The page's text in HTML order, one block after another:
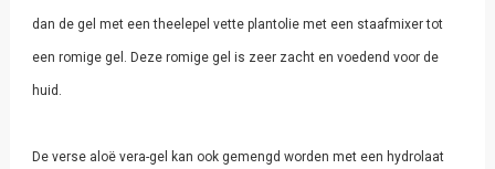
dan de gel met een theelepel vette plantolie met een staafmixer tot
een romige gel. Deze romige gel is zeer zacht en voedend voor de
huid.
De verse aloë vera-gel kan ook gemengd worden met een hydrolaat